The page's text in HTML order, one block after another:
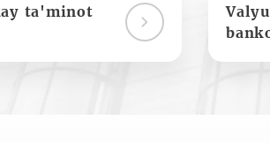
ta'minot